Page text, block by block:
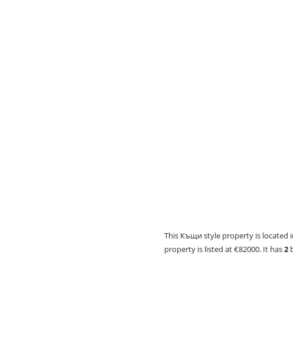
This Къщиstyle property is located
property is listed at €82000. It has2